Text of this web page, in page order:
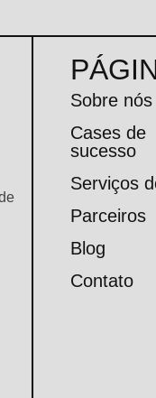
Sobre nós
Cases de
sucesso
Serviços
Parceiros
Blog
Contato